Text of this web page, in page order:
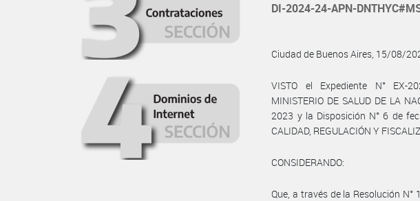
DI-2024-24-APN-
Ciudad de Buenos Aires, 15/08/
VISTO el Expediente N° EX-
MINISTERIO DE SALUD DE LA
2023 y la Disposición N° 6 de
CALIDAD, REGULACIÓN Y
CONSIDERANDO:
Que, a través de la Resolución